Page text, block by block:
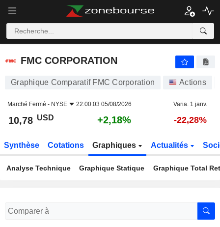
FMC CORPORATION
FMC CORPORATION
Graphique Comparatif FMC Corporation Actions
Marché Fermé - NYSE 22:00:03 05/08/2026 Varia. 1 janv.
10,78 USD +2,18% -22,28%
Synthèse Cotations Graphiques Actualités
Analyse Technique Graphique Statique Graphique Total